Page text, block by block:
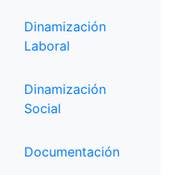
Dinamización
Laboral
Dinamización
Social
Documentación